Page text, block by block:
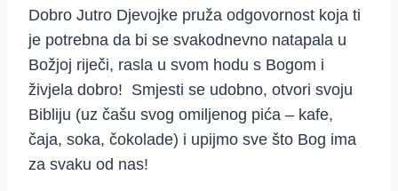
Dobro Jutro Djevojke pruža odgovornost koja ti
je potrebna da bi se svakodnevno natapala u
Božjoj riječi, rasla u svom hodu s Bogom i
živjela dobro! Smjesti se udobno, otvori svoju
Bibliju (uz čašu svog omiljenog pića – kafe,
čaja, soka, čokolade) i upijmo sve što Bog ima
za svaku od nas!